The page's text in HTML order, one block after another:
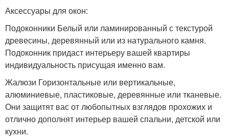
Аксессуары для окон:
Подоконники Белый или ламинированный с текстурой
древесины, деревянный или из натурального камня.
Подоконник придаст интерьеру вашей квартиры
индивидуальность присущая именно вам.
Жалюзи Горизонтальные или вертикальные,
алюминиевые, пластиковые, деревянные или тканевые.
Они защитят вас от любопытных взглядов прохожих и
отлично дополнят интерьер вашей спальни, детской или
кухни.